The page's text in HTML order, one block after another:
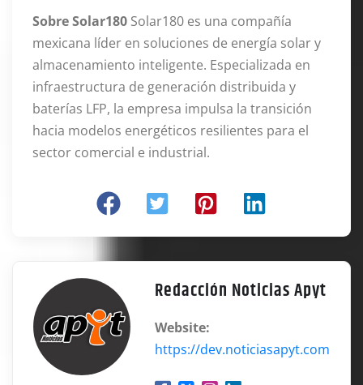
Sobre Solar180 Solar180 es una compañía
mexicana líder en soluciones de energía solar y
almacenamiento inteligente. Especializada en
infraestructura de generación distribuida y
baterías LFP, la empresa impulsa la transición
hacia modelos energéticos resilientes para el
sector comercial e industrial.
Redacción Noticias Apyt
Website:
https://dev.noticiasapyt.com